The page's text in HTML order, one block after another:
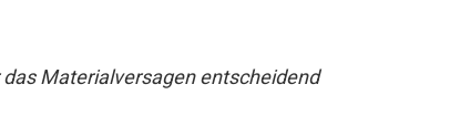
Materialversagen entscheidend